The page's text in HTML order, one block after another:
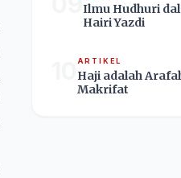
Ilmu Hudhuri
Hairi Yazdi
ARTIKEL
Haji adalah
Makrifat